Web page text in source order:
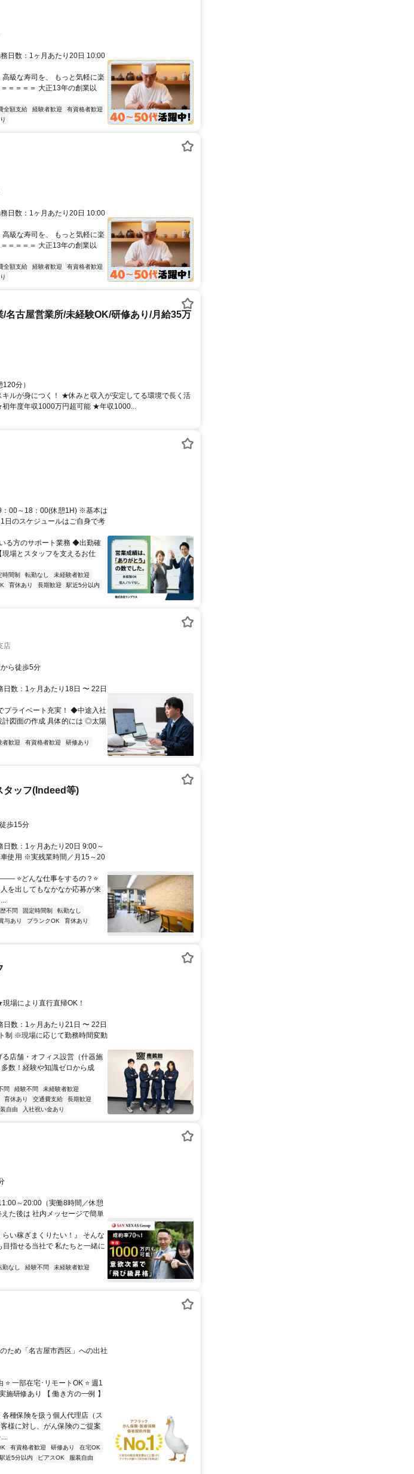
日数：1ヶ月あたり20日 10:00
級な寿司を、 もっと気軽に楽
＝＝＝＝ 大正13年の創業以
全額支給 経験者歓迎
有資格者歓迎
日数：1ヶ月あたり20日 10:00
級な寿司を、 もっと気軽に楽
＝＝＝＝ 大正13年の創業以
全額支給 経験者歓迎
有資格者歓迎
/名古屋営業所/未経験OK/研修あり/月給35万
分）
ルが身につく！ ★休みと収入が安定してる環境で長く活
年度年収1000万円超可能 ★年収1000...
：00～18：00(休憩1H) ※基本は
日のスケジュールはご自身で考
る方のサポート業務 ◆出勤確
場とスタッフを支えるお仕
時間制 転勤なし
未経験者歓迎
育休あり 長期歓迎
駅近5分以内
店
ら徒歩5分
数：1ヶ月あたり18日 〜 22日
プライベート充実！ ◆中途入社
計図面の作成 具体的には ◎太陽
者歓迎 有資格者歓迎
研修あり
タッフ(Indeed等)
歩15分
数：1ヶ月あたり20日 9:00～
使用 ※実残業時間／月15～20
んな仕事をするの？⭐
てもなかなか応募が来
不問 固定時間制
転勤なし
与あり ブランクOK
育休あり
場により直行直帰OK！
数：1ヶ月あたり21日 〜 22日
制 ※現場に応じて勤務時間変動
舗・オフィス設営（什器施
！経験や知識ゼロから成
問 経験不問
未経験者歓迎
育休あり 交通費支給
長期歓迎
自由 入社祝い金あり
～20:00（実働8時間／休憩
た後は 社内メッセージで簡単
い稼ぎまくりたい！』 そんな
指せる当社で 私たちと一緒に
勤なし 経験不問
未経験者歓迎
め「名古屋市西区」への出社
一部在宅･リモートOK ⭐ 週1
研修あり 【 働き方の一例 】
種保険を扱う個人代理店（ス
様に対し、がん保険のご提案
有資格者歓迎 研修あり
在宅OK
駅近5分以内 ピアスOK
服装自由